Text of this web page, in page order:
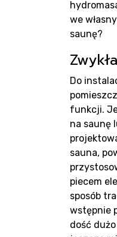
we
saunę?
Do
funkcji.
na saunę
sauna,
piecem
sposób
wstępnie
dość